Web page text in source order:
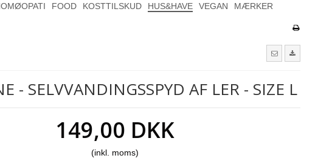
FOOD KOSTTILSKUD HUS&HAVE VEGAN MÆRKER
- SELVVANDINGSSPYD AF LER - SIZE L
149,00 DKK
(inkl. moms)